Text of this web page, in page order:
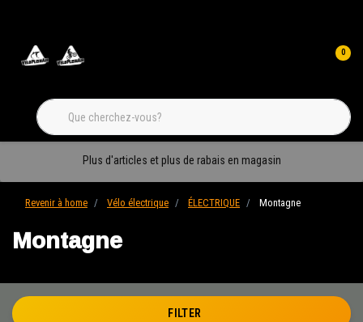
0
Plus d'articles et plus de rabais en magasin
Revenir à home Vélo électrique ÉLECTRIQUE Montagne
Montagne
FILTER